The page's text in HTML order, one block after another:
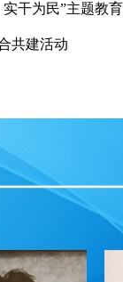
干为民”主题教
共建活动